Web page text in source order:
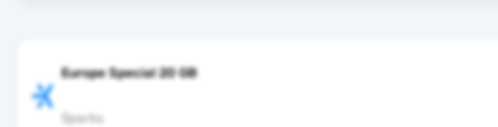
Europe Special 20 GB
Sparks